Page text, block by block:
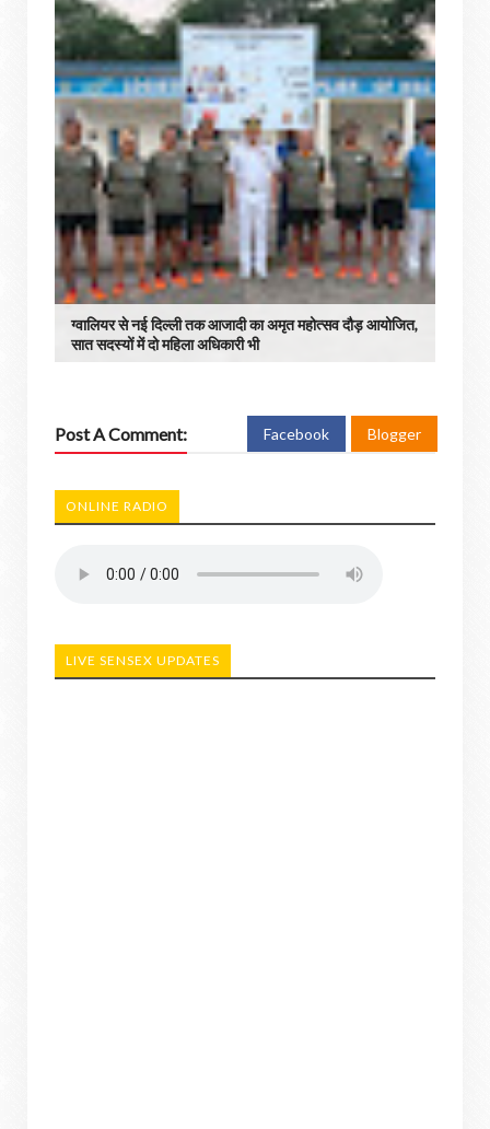
ग्वालियर से नई दिल्ली तक आजादी का अमृत महोत्सव दौड़ आयोजित,
सात सदस्यों में दो महिला अधिकारी भी
Post A Comment: Facebook Blogger
ONLINE RADIO
LIVE SENSEX UPDATES